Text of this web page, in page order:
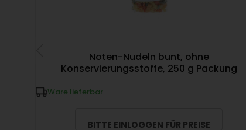
Noten-Nudeln bunt, ohne
Konservierungsstoffe, 250 g Packung
Ware lieferbar
BITTE EINLOGGEN FÜR PREISE